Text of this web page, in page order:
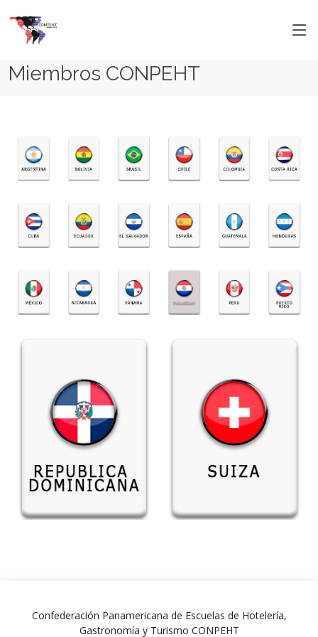
Miembros CONPEHT
Confederación Panamericana de Escuelas de Hotelería,
Gastronomía y Turismo CONPEHT